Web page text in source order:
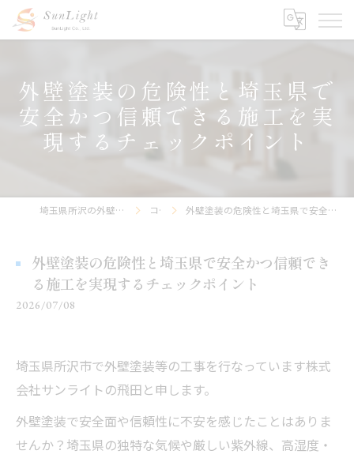
外壁塗装の危険性と埼玉県で
安全かつ信頼できる施工を実
現するチェックポイント
埼玉県所沢の外壁塗装なら株式会社サンライト コラム 外壁塗装の危険性と埼玉県で安全かつ信頼できる施工を実現するチェックポイント
外壁塗装の危険性と埼玉県で安全かつ信頼でき
る施工を実現するチェックポイント
2026/07/08
埼玉県所沢市で外壁塗装等の工事を行なっています株式
会社サンライトの飛田と申します。
外壁塗装で安全面や信頼性に不安を感じたことはありま
せんか？埼玉県の独特な気候や厳しい紫外線、高湿度・